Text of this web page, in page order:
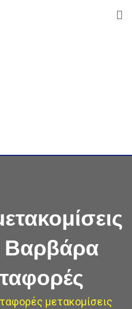
Βαρβάρα
μετακομίσεις